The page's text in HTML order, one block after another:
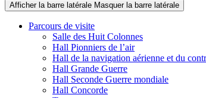
Afficher la barre latérale Masquer la barre latérale
Parcours de visite
Salle des Huit Colonnes
Hall Pionniers de l’air
Hall de la navigation aérienne et du
Hall Grande Guerre
Hall Seconde Guerre mondiale
Hall Concorde